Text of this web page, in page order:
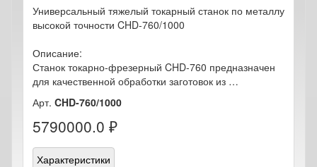
Универсальный тяжелый токарный станок по металлу
высокой точности CHD-760/1000
Описание:
Станок токарно-фрезерный CHD-760 предназначен
для качественной обработки заготовок из …
Арт. CHD-760/1000
5790000.0 ₽
Характеристики